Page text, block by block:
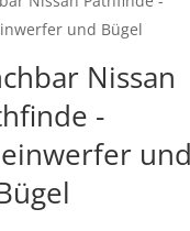
Nissan
-